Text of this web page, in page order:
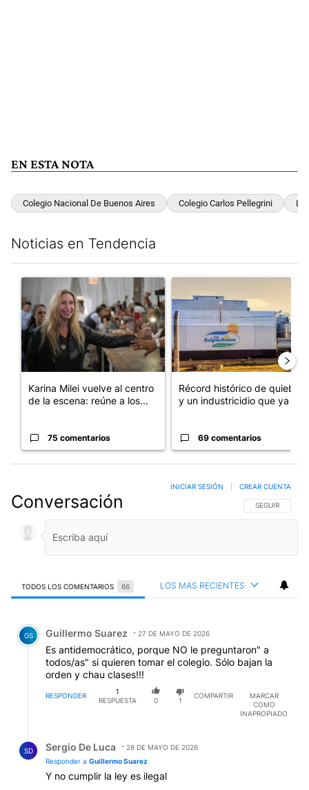
EN ESTA NOTA
Colegio Nacional De Buenos Aires Colegio Carlos Pellegrini
Noticias en Tendencia
Un artículo de tendencia con el título "Karina Milei vuelve al
Karina Milei vuelve al centro
de la escena: reúne a los...
75 comentarios
Récord histórico de quiebras
y un industricidio que ya ...
69 comentarios
Conversación SIGA ESTA
SEGUIR
INICIAR SESIÓN CREAR CUENTA
TODOS LOS COMENTARIOS 66 LOS MÁS RECIENTES
Comentario de Guillermo Suarez.
GS Guillermo Suarez 27 DE MAYO DE 2026
Es antidemocrático, porque NO le preguntaron" a
todos/as" si quieren tomar el colegio. Sólo bajan la
orden y chau clases!!!
RESPONDER
1
RESPUESTA
0 1
COMPARTIR
MARCAR
COMO
INAPROPIADO
SD Sergio De Luca
28 DE MAYO DE 2026
Responder a Guillermo Suarez
Y no cumplir la ley es ilegal